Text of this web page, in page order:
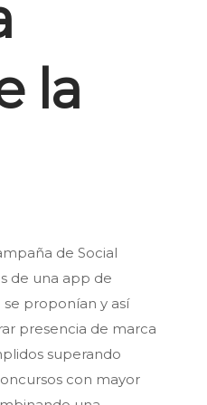
la
de Social
de una app de
proponían y así
presencia de marca
superando
con mayor